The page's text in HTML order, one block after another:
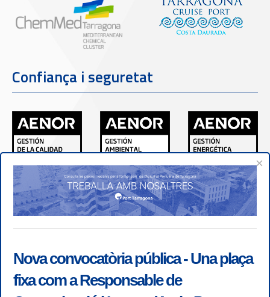
Confiança i seguretat
×
Nova convocatòria pública - Una plaça
fixa com a Responsable de